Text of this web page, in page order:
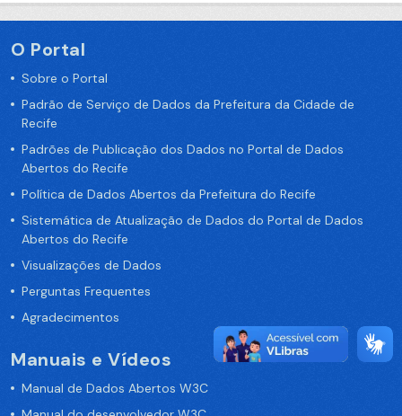
O Portal
Sobre o Portal
Padrão de Serviço de Dados da Prefeitura da Cidade de
Recife
Padrões de Publicação dos Dados no Portal de Dados
Abertos do Recife
Política de Dados Abertos da Prefeitura do Recife
Sistemática de Atualização de Dados do Portal de Dados
Abertos do Recife
Visualizações de Dados
Perguntas Frequentes
Agradecimentos
Manuais e Vídeos
Manual de Dados Abertos W3C